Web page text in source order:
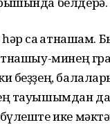
саҡ
минең
беҙҙең,
тауышымдан да
ике